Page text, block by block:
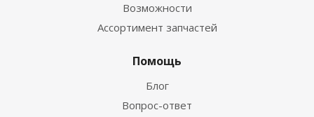
Возможности
Ассортимент запчастей
Помощь
Блог
Вопрос-ответ